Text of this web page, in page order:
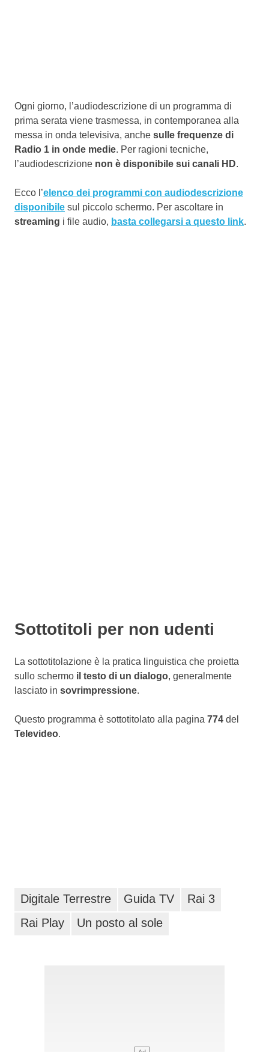
Ogni giorno, l’audiodescrizione di un programma di
prima serata viene trasmessa, in contemporanea alla
messa in onda televisiva, anche sulle frequenze di
Radio 1 in onde medie. Per ragioni tecniche,
l’audiodescrizione non è disponibile sui canali HD.
Ecco l’elenco dei programmi con audiodescrizione
disponibile sul piccolo schermo. Per ascoltare in
streaming i file audio, basta collegarsi a questo link.
Sottotitoli per non udenti
La sottotitolazione è la pratica linguistica che proietta
sullo schermo il testo di un dialogo, generalmente
lasciato in sovrimpressione.
Questo programma è sottotitolato alla pagina 774 del
Televideo.
Digitale Terrestre Guida TV
Rai 3
Rai Play
Un posto al sole